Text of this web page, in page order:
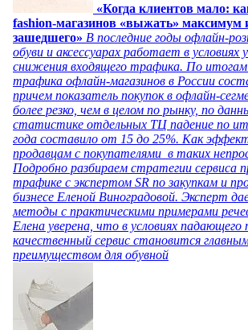
«Когда клиентов мало:
fashion-магазинов «выжать» максимум
зашедшего» В последние годы офлайн-
обуви и аксессуарах работает в условиях
снижения входящего трафика. По итогам
трафика офлайн-магазинов в России
причем показатель покупок в офлайн-
более резко, чем в целом по рынку, по
статистике отдельных ТЦ падение по
года составило от 15 до 25%. Как
продавцам с покупателями в таких
Подробно разбираем стратегии сервиса
трафике с экспертом SR по закупкам и
бизнесе Еленой Виноградовой. Эксперт
методы с практическими примерами
Елена уверена, что в условиях
качественный сервис становится
преимуществом для обувной